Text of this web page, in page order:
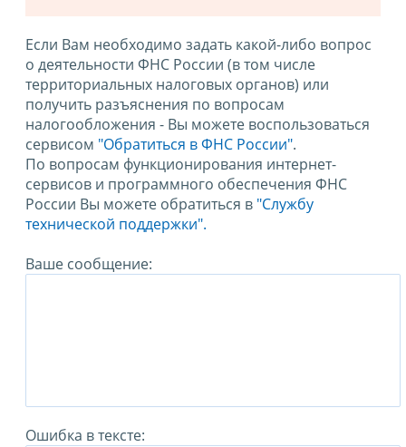
Если Вам необходимо задать какой-либо вопрос
о деятельности ФНС России (в том числе
территориальных налоговых органов) или
получить разъяснения по вопросам
налогообложения - Вы можете воспользоваться
сервисом "Обратиться в ФНС России".
По вопросам функционирования интернет-
сервисов и программного обеспечения ФНС
России Вы можете обратиться в "Службу
технической поддержки".
Ваше сообщение:
Ошибка в тексте: